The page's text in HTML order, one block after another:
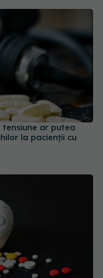
ar putea
la pacienții cu